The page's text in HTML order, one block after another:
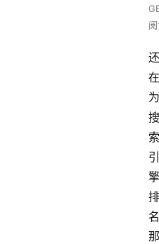
还
在
为
搜
索
引
擎
排
名
那